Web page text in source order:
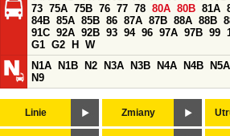
73 75A 75B 76 77 78 80A 80B 81A
84B 85A 85B 86 87A 87B 88A 88B
91C 92A 92B 93 94 96 97A 97B 99
G1 G2 H
W
N1A
N1B N2 N3A N3B N4A N4B N5A
N9
Linie Zmiany